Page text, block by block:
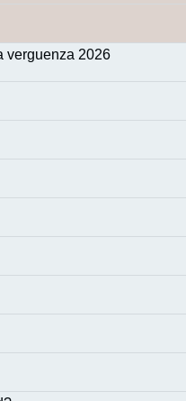
verguenza 2026